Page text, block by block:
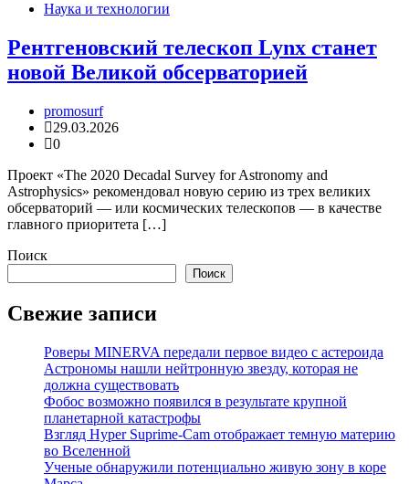
Наука и технологии
Рентгеновский телескоп Lynx станет
новой Великой обсерваторией
promosurf
29.03.2026
0
Проект «The 2020 Decadal Survey for Astronomy and
Astrophysics» рекомендовал новую серию из трех великих
обсерваторий — или космических телескопов — в качестве
главного приоритета […]
Поиск
Поиск
Свежие записи
Роверы MINERVA передали первое видео с астероида
Астрономы нашли нейтронную звезду, которая не
должна существовать
Фобос возможно появился в результате крупной
планетарной катастрофы
Взгляд Hyper Suprime-Cam отображает темную материю
во Вселенной
Ученые обнаружили потенциально живую зону в коре